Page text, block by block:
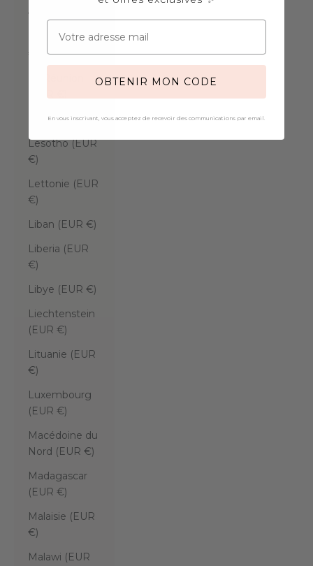
€)
Koweït (EUR
€)
Laos (EUR €)
Lesotho (EUR
€)
Lettonie (EUR
€)
Liban (EUR €)
Liberia (EUR
€)
Libye (EUR €)
Liechtenstein
(EUR €)
Lituanie (EUR
€)
Luxembourg
(EUR €)
Macédoine du
Nord (EUR €)
Madagascar
(EUR €)
Malaisie (EUR
€)
Malawi (EUR
OBTENIR MON CODE
En vous inscrivant, vous acceptez de recevoir des communications par email.